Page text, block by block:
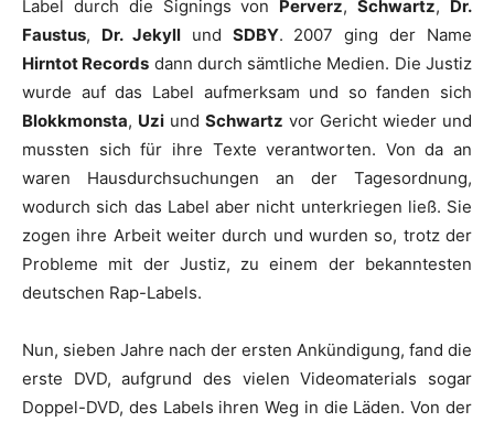
Label durch die Signings von Perverz,Schwartz, Dr.
Faustus, Dr. Jekyllund SDBY. 2007 ging der Name
Hirntot Records dann durch sämtliche Medien. Die Justiz
wurde auf das Label aufmerksam und so fanden sich
Blokkmonsta, Uzi und Schwartz vor Gericht wieder und
mussten sich für ihre Texte verantworten. Von da an
waren Hausdurchsuchungen an der Tagesordnung,
wodurch sich das Label aber nicht unterkriegen ließ. Sie
zogen ihre Arbeit weiter durch und wurden so, trotz der
Probleme mit der Justiz, zu einem der bekanntesten
deutschen Rap-Labels.
Nun, sieben Jahre nach der ersten Ankündigung, fand die
erste DVD, aufgrund des vielen Videomaterials sogar
Doppel-DVD, des Labels ihren Weg in die Läden. Von der